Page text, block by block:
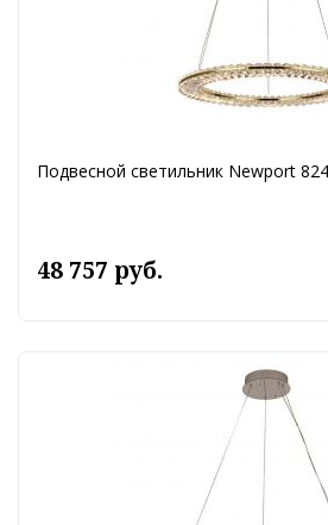
Подвесной светильник Newport
48 757 руб.